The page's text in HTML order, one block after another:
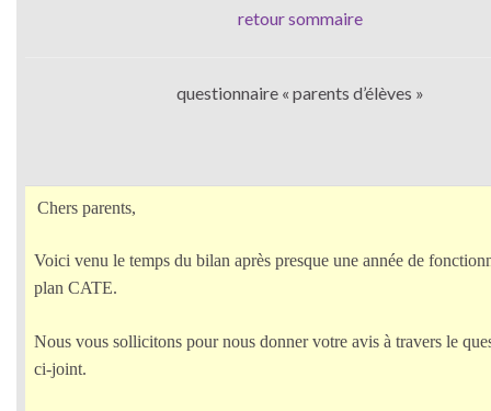
retour sommaire
questionnaire « parents d’élèves »
Chers parents,
Voici venu le temps du bilan après presque une année de
plan CATE.
Nous vous sollicitons pour nous donner votre avis à travers le
ci-joint.